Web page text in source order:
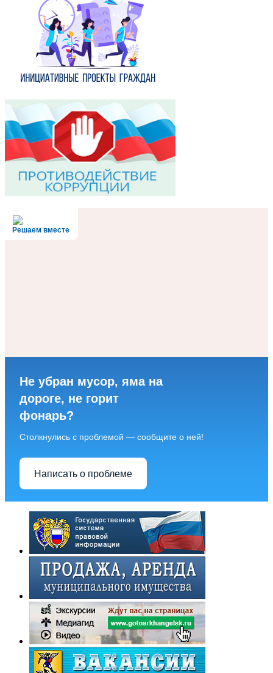
Решаем вместе
Не убран мусор, яма на
дороге, не горит
фонарь?
Столкнулись с проблемой — сообщите о ней!
Написать о проблеме